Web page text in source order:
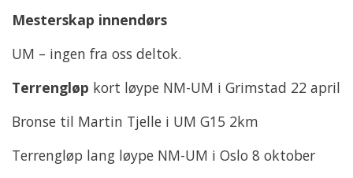
Mesterskap innendørs
UM – ingen fra oss deltok.
Terrengløp kort løype NM-UM i Grimstad 22 april
Bronse til Martin Tjelle i UM G15 2km
Terrengløp lang løype NM-UM i Oslo 8 oktober